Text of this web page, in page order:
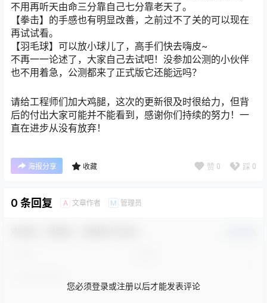
不用再听天由命三分靠自己七分靠老天了。
【拳击】的手感也有明显改善，之前过不了关的可以现在
再试试看。
【羽毛球】可以放小球儿了，高手们快去嗨皮~
不再一一论述了，大家自己去试吧！没参加公测的小伙伴
也不用着急，公测都来了正式版它还能远吗？
请给工程师们加大鸡腿，这次的更新很及时很给力，但背
后的付出大家可能并不能看到，感谢你们持续的努力！一
直在进步从没有放弃！
海报分享 收藏 赞 0 踩 0
0 条回复 A 文章作者 M 管理员
您必须登录或注册以后才能发表评论